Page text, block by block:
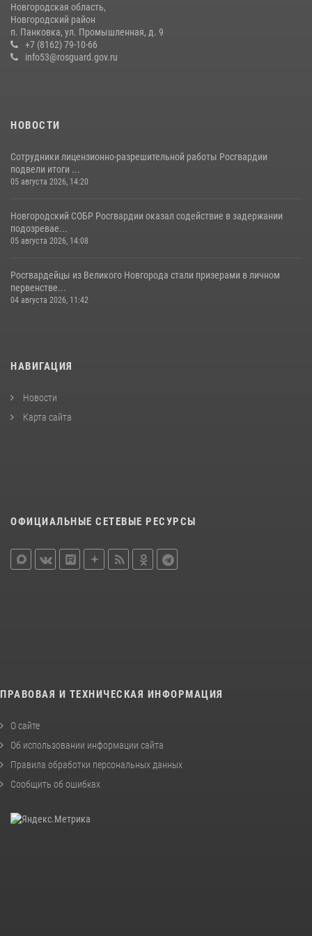
вневедомственной охраны за первое полугодие 2026 года
22 июля 2026, 12:33 6
Новгородская область,
Новгородский район
п. Панковка, ул. Промышленная, д. 9
+7 (8162) 79-10-66
info53@rosguard.gov.ru
НОВОСТИ
Сотрудники лицензионно-разрешительной работы Росгвардии
подвели итоги ...
05 августа 2026, 14:20
Новгородский СОБР Росгвардии оказал содействие в задержании
подозревае...
05 августа 2026, 14:08
Росгвардейцы из Великого Новгорода стали призерами в личном
первенстве...
04 августа 2026, 11:42
НАВИГАЦИЯ
Новости
Карта сайта
ОФИЦИАЛЬНЫЕ СЕТЕВЫЕ РЕСУРСЫ
ПРАВОВАЯ И ТЕХНИЧЕСКАЯ ИНФОРМАЦИЯ
О сайте
Об использовании информации сайта
Правила обработки персональных данных
Сообщить об ошибках